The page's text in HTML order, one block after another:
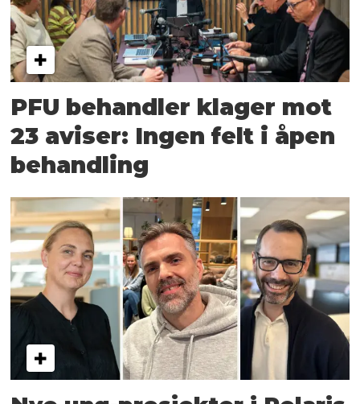
PFU behandler klager mot
23 aviser: Ingen felt i åpen
behandling